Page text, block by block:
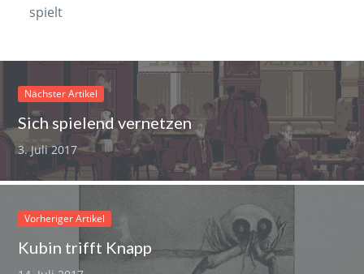
spielt
Nächster Artikel
Sich spielend vernetzen
3. Juli 2017
Vorheriger Artikel
Kubin trifft Knapp